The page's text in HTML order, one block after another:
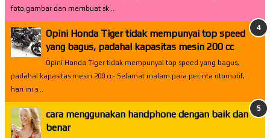
foto,gambar dan membuat sk...
Opini Honda Tiger tidak mempunyai top speed
yang bagus, padahal kapasitas mesin 200 cc
Opini Honda Tiger tidak mempunyai top speed yang bagus,
padahal kapasitas mesin 200 cc- Selamat malam para pecinta otomotif,
hari ini s...
cara menggunakan handphone dengan baik dan
benar